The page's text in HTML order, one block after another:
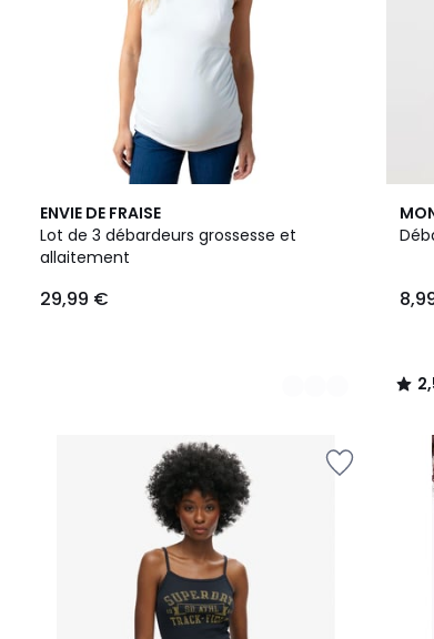
ENVIE DE FRAISE
Lot de 3 débardeurs grossesse et
allaitement
29,99 €
2
Couleurs
2,5
/ 5
/